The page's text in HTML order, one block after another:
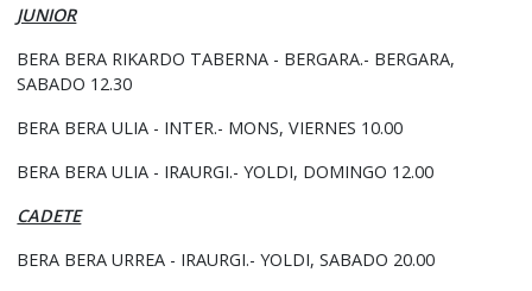
JUNIOR
BERA BERA RIKARDO TABERNA - BERGARA.- BERGARA,
SABADO 12.30
BERA BERA ULIA - INTER.- MONS, VIERNES 10.00
BERA BERA ULIA - IRAURGI.- YOLDI, DOMINGO 12.00
CADETE
BERA BERA URREA - IRAURGI.- YOLDI, SABADO 20.00